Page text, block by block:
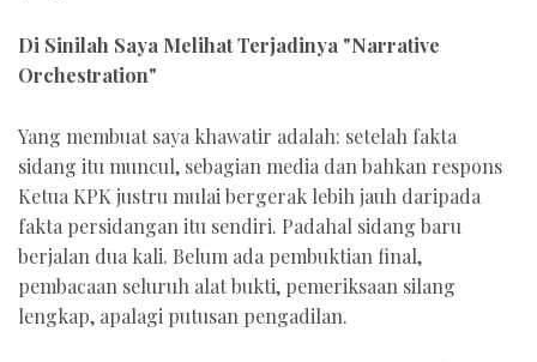
Di Sinilah Saya Melihat Terjadinya "Narrative
Orchestration"
Yang membuat saya khawatir adalah: setelah fakta
sidang itu muncul, sebagian media dan bahkan respons
Ketua KPK justru mulai bergerak lebih jauh daripada
fakta persidangan itu sendiri. Padahal sidang baru
berjalan dua kali. Belum ada pembuktian final,
pembacaan seluruh alat bukti, pemeriksaan silang
lengkap, apalagi putusan pengadilan.